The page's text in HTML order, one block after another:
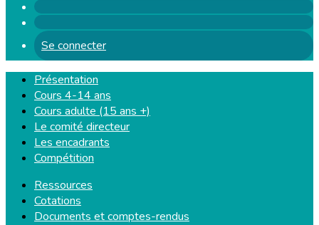
Se connecter
Présentation
Cours 4-14 ans
Cours adulte (15 ans +)
Le comité directeur
Les encadrants
Compétition
Ressources
Cotations
Documents et comptes-rendus